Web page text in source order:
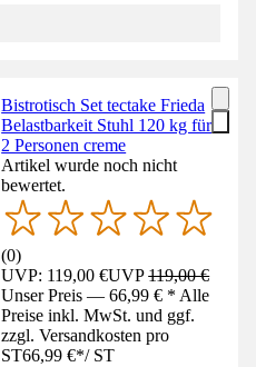
Bistrotisch Set tectake Frieda
Belastbarkeit Stuhl 120 kg für
2 Personen creme
Artikel wurde noch nicht
bewertet.
(0)
UVP: 119,00 €UVP119,00 €
Unser Preis — 66,99 € * Alle
Preise inkl. MwSt. und ggf.
zzgl. Versandkosten pro
ST66,99 €*/ ST